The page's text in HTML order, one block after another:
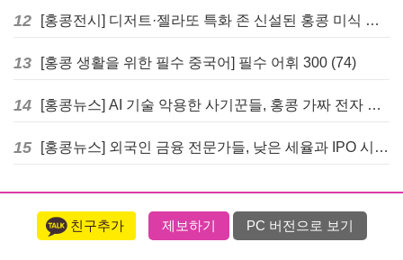
12 [홍콩전시] 디저트·젤라또 특화 존 신설된 홍콩 미식 박람회 다음주 개막
13 [홍콩 생활을 위한 필수 중국어] 필수 어휘 300 (74)
14 [홍콩뉴스] AI 기술 악용한 사기꾼들, 홍콩 가짜 전자 비자 사이트 극성
15 [홍콩뉴스] 외국인 금융 전문가들, 낮은 세율과 IPO 시장 회복에 홍콩으로 '대거 복귀'
친구추가 제보하기 PC 버전으로 보기